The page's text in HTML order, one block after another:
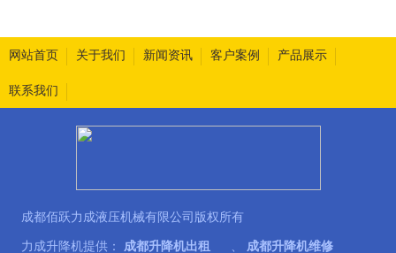
网站首页 关于我们 新闻资讯 客户案例 产品展示
联系我们
成都佰跃力成液压机械有限公司版权所有
力成升降机提供： 成都升降机出租 成都升降机维修